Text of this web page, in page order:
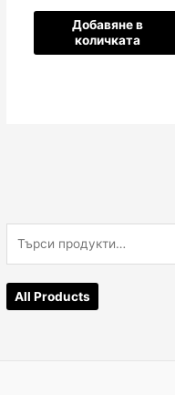
р
с
All Products
Добавяне в
количката